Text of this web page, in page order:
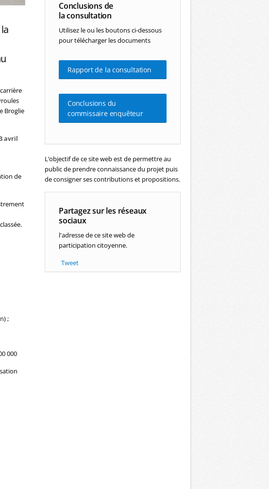
Broglie
avril
de
;
000
Conclusions de
la consultation
Utilisez le ou les boutons ci-dessous
pour télécharger les documents
Rapport de la consultation
Conclusions du
commissaire enquêteur
L’objectif de ce site web est de permettre au
public de prendre connaissance du projet puis
de consigner ses contributions et propositions.
Partagez sur les réseaux
sociaux
l'adresse de ce site web de
participation citoyenne.
Tweet